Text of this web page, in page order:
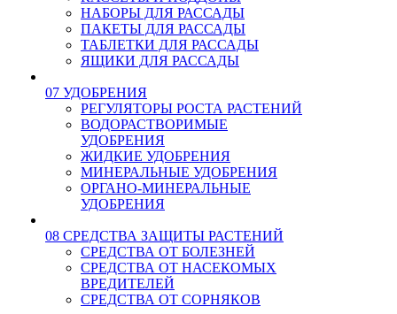
НАБОРЫ ДЛЯ РАССАДЫ
ПАКЕТЫ ДЛЯ РАССАДЫ
ТАБЛЕТКИ ДЛЯ РАССАДЫ
ЯЩИКИ ДЛЯ РАССАДЫ
07 УДОБРЕНИЯ
РЕГУЛЯТОРЫ РОСТА РАСТЕНИЙ
ВОДОРАСТВОРИМЫЕ
УДОБРЕНИЯ
ЖИДКИЕ УДОБРЕНИЯ
МИНЕРАЛЬНЫЕ УДОБРЕНИЯ
ОРГАНО-МИНЕРАЛЬНЫЕ
УДОБРЕНИЯ
08 СРЕДСТВА ЗАЩИТЫ РАСТЕНИЙ
СРЕДСТВА ОТ БОЛЕЗНЕЙ
СРЕДСТВА ОТ НАСЕКОМЫХ
ВРЕДИТЕЛЕЙ
СРЕДСТВА ОТ СОРНЯКОВ